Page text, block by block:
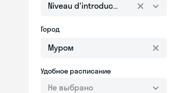
Niveau d'introduction
Город
Удобное расписание
Не выбрано